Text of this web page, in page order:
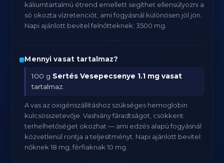
káliumtartalmú étrend emellett segíthet ellensúlyozni a
só okozta vízretenciót, ami fogyásnál különösen jól jön.
Napi ajánlott bevitel felnőtteknek: 3500 mg.
Mennyi vasat tartalmaz?
100 g Sertés Vesepecsenye 1.1 mg vasat
tartalmaz.
A vas az oxigénszállításhoz szükséges hemoglobin
kulcsösszetevője. Vashiány fáradtságot, csökkent
terhelhetőséget okozhat — ami edzés alapú fogyásnál
közvetlenül rontja a teljesítményt. Napi ajánlott bevitel:
nőknek 18 mg, férfiaknak 10 mg.